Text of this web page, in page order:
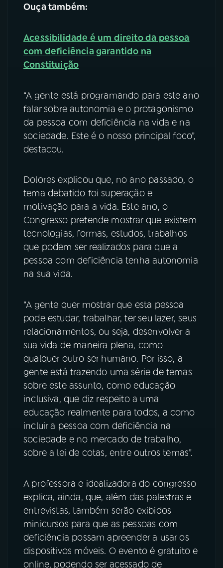
Ouça também:
Acessibilidade é um direito da pessoa
com deficiência garantido na
Constituição
“A gente está programando para este ano
falar sobre autonomia e o protagonismo
da pessoa com deficiência na vida e na
sociedade. Este é o nosso principal foco”,
destacou.
Dolores explicou que, no ano passado, o
tema debatido foi superação e
motivação para a vida. Este ano, o
Congresso pretende mostrar que existem
tecnologias, formas, estudos, trabalhos
que podem ser realizados para que a
pessoa com deficiência tenha autonomia
na sua vida.
“A gente quer mostrar que esta pessoa
pode estudar, trabalhar, ter seu lazer, seus
relacionamentos, ou seja, desenvolver a
sua vida de maneira plena, como
qualquer outro ser humano. Por isso, a
gente está trazendo uma série de temas
sobre este assunto, como educação
inclusiva, que diz respeito a uma
educação realmente para todos, a como
incluir a pessoa com deficiência na
sociedade e no mercado de trabalho,
sobre a lei de cotas, entre outros temas”.
A professora e idealizadora do congresso
explica, ainda, que, além das palestras e
entrevistas, também serão exibidos
minicursos para que as pessoas com
deficiência possam apreender a usar os
dispositivos móveis. O evento é gratuito e
online, podendo ser acessado de